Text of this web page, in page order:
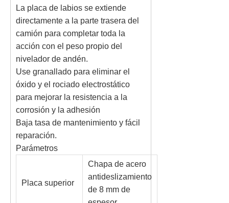
La placa de labios se extiende
directamente a la parte trasera del
camión para completar toda la
acción con el peso propio del
nivelador de andén.
Use granallado para eliminar el
óxido y el rociado electrostático
para mejorar la resistencia a la
corrosión y la adhesión
Baja tasa de mantenimiento y fácil
reparación.
Parámetros
Placa superior
Chapa de acero
antideslizamiento
de 8 mm de